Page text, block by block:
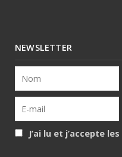
NEWSLETTER
J’ai lu et j’accepte les